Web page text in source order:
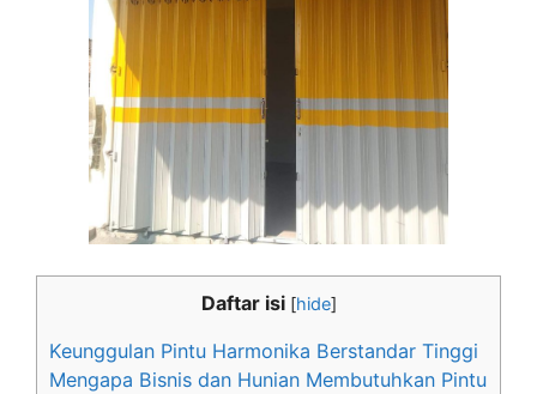
Daftar isi [hide]
Keunggulan Pintu Harmonika Berstandar Tinggi
Mengapa Bisnis dan Hunian Membutuhkan Pintu